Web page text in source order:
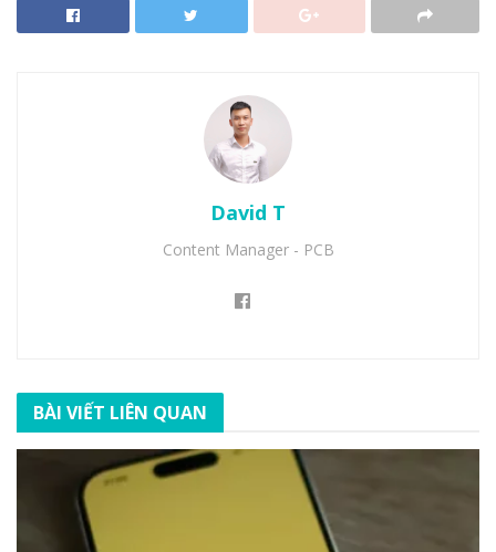
David T
Content Manager - PCB
BÀI VIẾT LIÊN QUAN